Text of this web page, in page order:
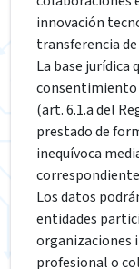
innovación
transferencia
La base
consentimiento
(art. 6.1.a del
prestado de
inequívoca
Los datos
entidades
organizaciones
profesional o